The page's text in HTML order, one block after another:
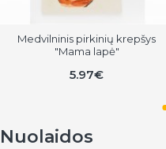
Medvilninis pirkinių krepšys
"Mama lapė"
5.97€
Nuolaidos